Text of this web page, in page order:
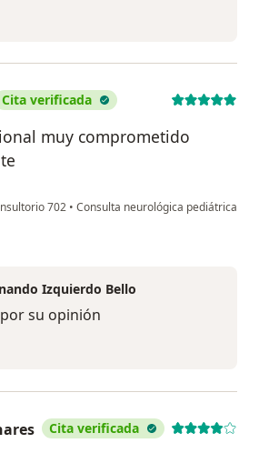
Cita verificada
muy comprometido
702 • Consulta neurológica pediátrica
Pardo
Izquierdo Bello
su opinión
Cita verificada